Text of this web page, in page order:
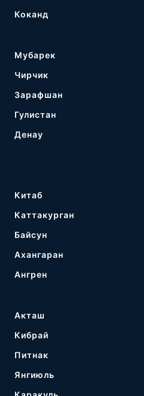
Коканд
Мубарек
Чирчик
Зарафшан
Гулистан
Денау
Китаб
Каттакурган
Байсун
Ахангаран
Ангрен
Акташ
Кибрай
Питнак
Янгиюль